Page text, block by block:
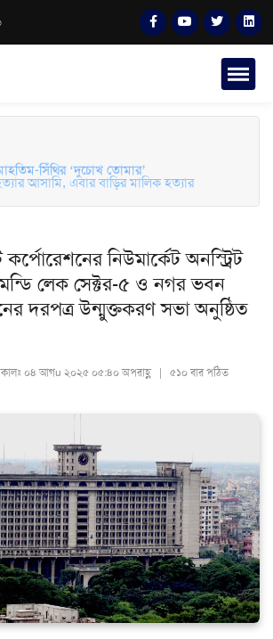
সিঁথির ‘দুচোখ তোমার’
আসামি, এবার বাড়ির মালিক হত্যার
কর্পোরেশনের নিউমার্কেট অনস্ট্রিট
লেক সেক্টর-৫ ও নগর ভবন
দরপত্র উন্মুক্তকরণ সভা অনুষ্ঠিত
০৪ আগu ২০২৫ ০৫:৪০ অপরাহ্ণ | ৫১০ বার পঠিত